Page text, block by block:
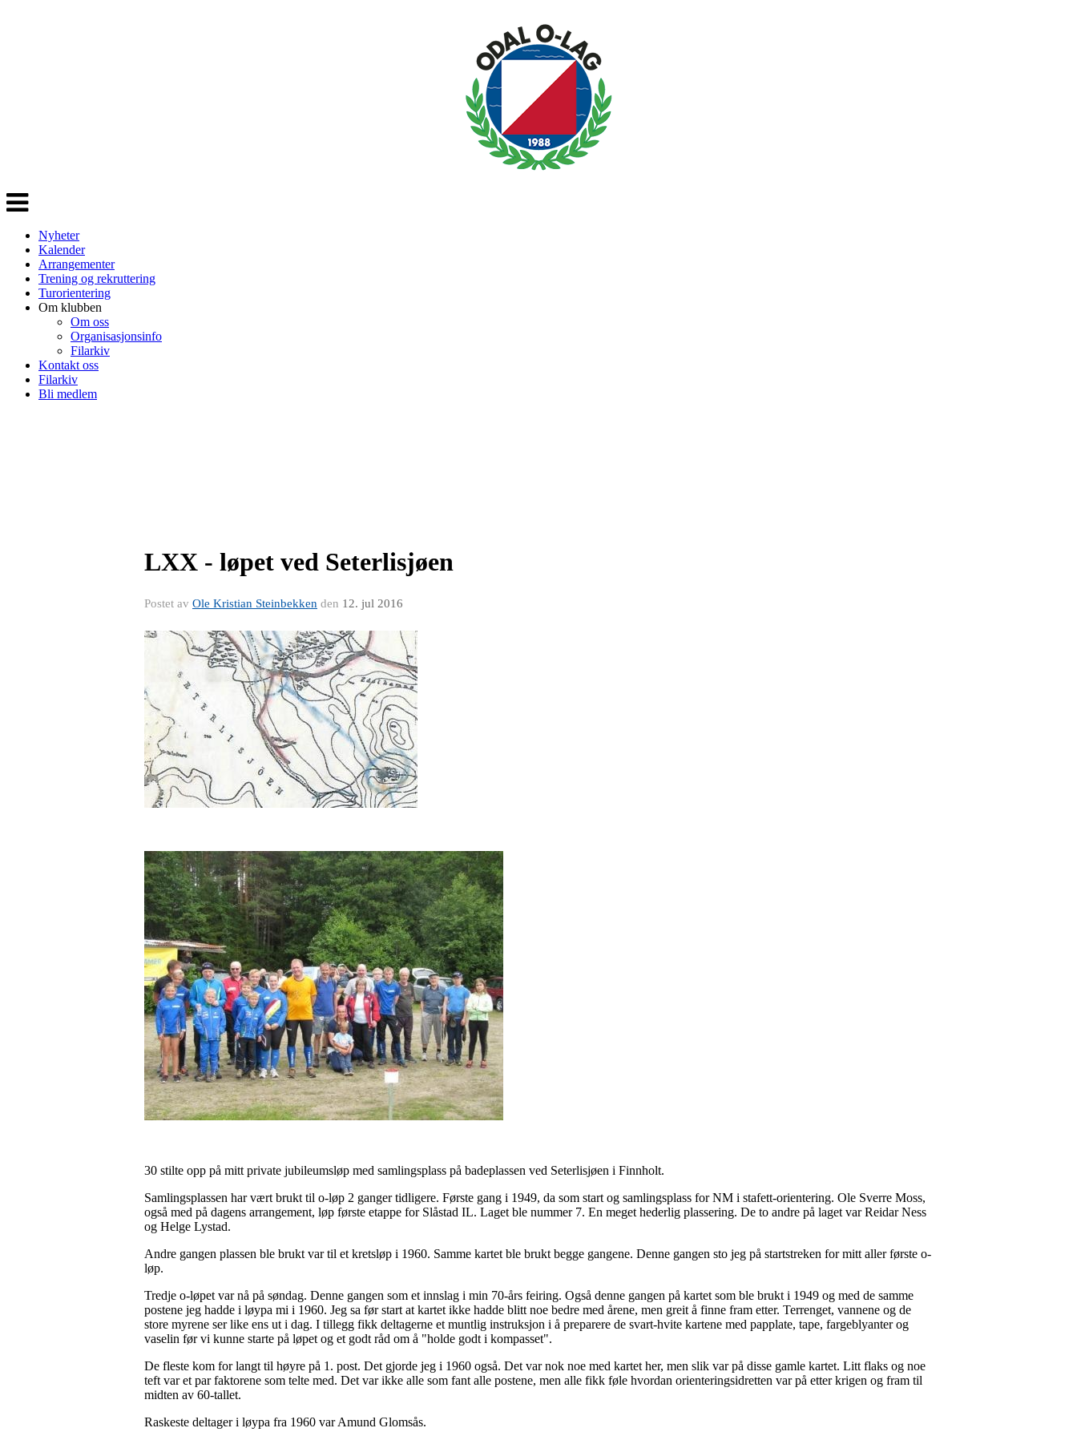
Veksle
navigasjon
Nyheter
Kalender
Arrangementer
Trening og rekruttering
Turorientering
Om klubben
Om oss
Organisasjonsinfo
Filarkiv
Kontakt oss
Filarkiv
Bli medlem
LXX - løpet ved Seterlisjøen
Postet av Ole Kristian Steinbekken den 12. jul 2016
30 stilte opp på mitt private jubileumsløp med samlingsplass på badeplassen ved Seterlisjøen i Finnholt.
Samlingsplassen har vært brukt til o-løp 2 ganger tidligere. Første gang i 1949, da som start og samlingsplass for NM i stafett-orientering. Ole Sverre Moss,
også med på dagens arrangement, løp første etappe for Slåstad IL. Laget ble nummer 7. En meget hederlig plassering. De to andre på laget var Reidar Ness
og Helge Lystad.
Andre gangen plassen ble brukt var til et kretsløp i 1960. Samme kartet ble brukt begge gangene. Denne gangen sto jeg på startstreken for mitt aller første o-
løp.
Tredje o-løpet var nå på søndag. Denne gangen som et innslag i min 70-års feiring. Også denne gangen på kartet som ble brukt i 1949 og med de samme
postene jeg hadde i løypa mi i 1960. Jeg sa før start at kartet ikke hadde blitt noe bedre med årene, men greit å finne fram etter. Terrenget, vannene og de
store myrene ser like ens ut i dag. I tillegg fikk deltagerne et muntlig instruksjon i å preparere de svart-hvite kartene med papplate, tape, fargeblyanter og
vaselin før vi kunne starte på løpet og et godt råd om å "holde godt i kompasset".
De fleste kom for langt til høyre på 1. post. Det gjorde jeg i 1960 også. Det var nok noe med kartet her, men slik var på disse gamle kartet. Litt flaks og noe
teft var et par faktorene som telte med. Det var ikke alle som fant alle postene, men alle fikk føle hvordan orienteringsidretten var på etter krigen og fram til
midten av 60-tallet.
Raskeste deltager i løypa fra 1960 var Amund Glomsås.